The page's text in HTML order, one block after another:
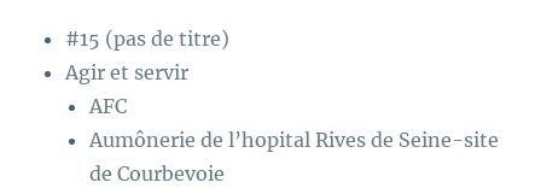
#15 (pas de titre)
Agir et servir
AFC
Aumônerie de l’hopital Rives de Seine-site
de Courbevoie